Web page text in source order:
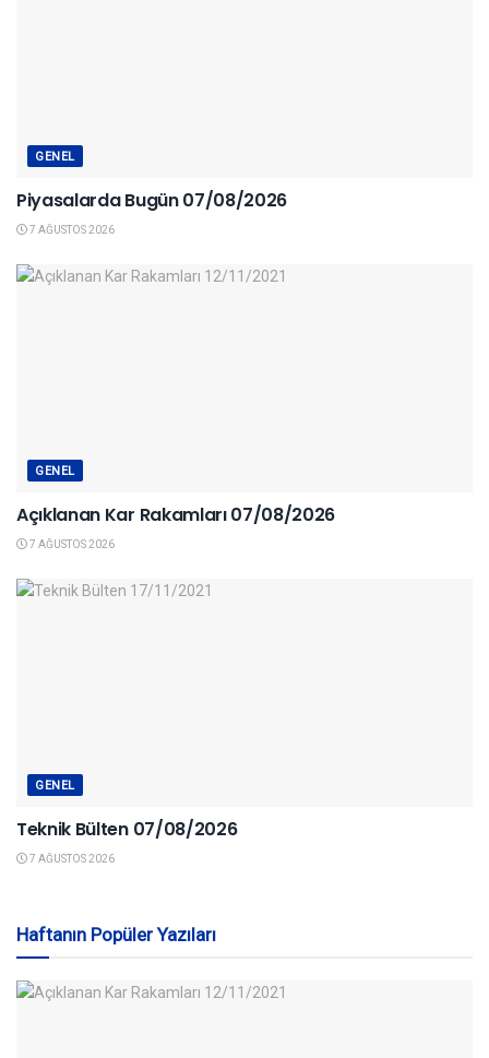
GENEL
Piyasalarda Bugün 07/08/2026
7 AĞUSTOS 2026
GENEL
Açıklanan Kar Rakamları 07/08/2026
7 AĞUSTOS 2026
GENEL
Teknik Bülten 07/08/2026
7 AĞUSTOS 2026
Haftanın Popüler Yazıları